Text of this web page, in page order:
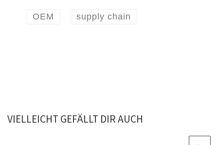
OEM supply chain
VIELLEICHT GEFÄLLT DIR AUCH